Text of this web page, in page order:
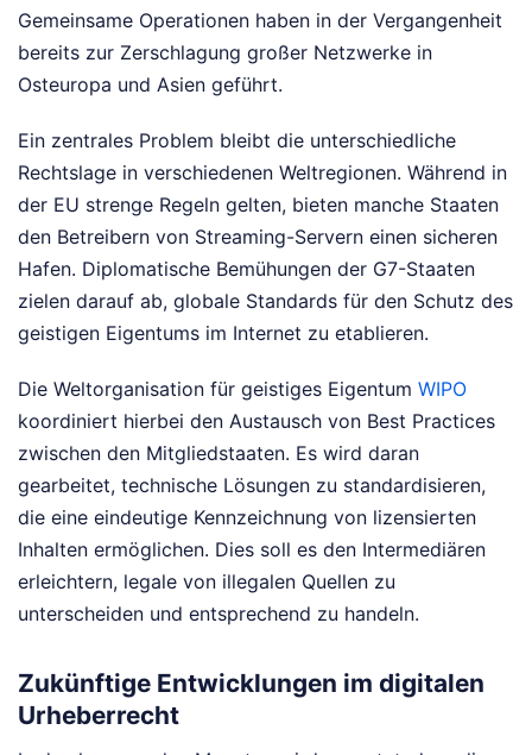
Gemeinsame Operationen haben in der Vergangenheit
bereits zur Zerschlagung großer Netzwerke in
Osteuropa und Asien geführt.
Ein zentrales Problem bleibt die unterschiedliche
Rechtslage in verschiedenen Weltregionen. Während in
der EU strenge Regeln gelten, bieten manche Staaten
den Betreibern von Streaming-Servern einen sicheren
Hafen. Diplomatische Bemühungen der G7-Staaten
zielen darauf ab, globale Standards für den Schutz des
geistigen Eigentums im Internet zu etablieren.
Die Weltorganisation für geistiges Eigentum WIPO
koordiniert hierbei den Austausch von Best Practices
zwischen den Mitgliedstaaten. Es wird daran
gearbeitet, technische Lösungen zu standardisieren,
die eine eindeutige Kennzeichnung von lizensierten
Inhalten ermöglichen. Dies soll es den Intermediären
erleichtern, legale von illegalen Quellen zu
unterscheiden und entsprechend zu handeln.
Zukünftige Entwicklungen im digitalen
Urheberrecht